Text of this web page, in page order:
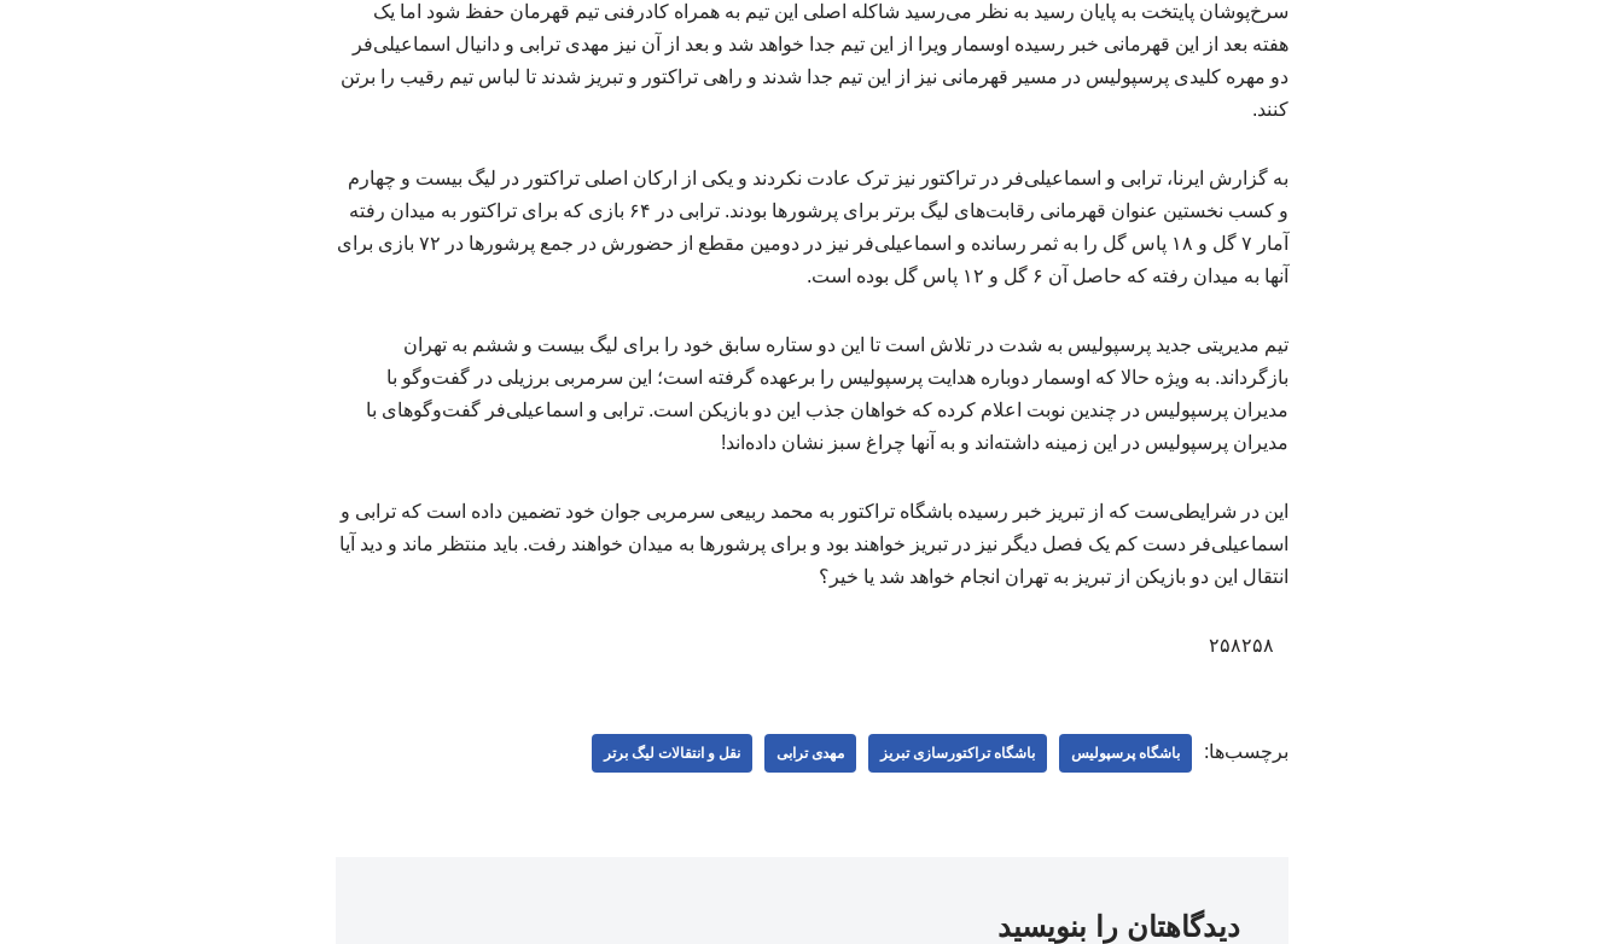
سرخ‌پوشان پایتخت به پایان رسید به نظر می‌رسید شاکله اصلی این تیم به همراه کادرفنی تیم قهرمان حفظ شود اما یک
هفته بعد از این قهرمانی خبر رسیده اوسمار ویرا از این تیم جدا خواهد شد و بعد از آن نیز مهدی ترابی و دانیال اسماعیلی‌فر
دو مهره کلیدی پرسپولیس در مسیر قهرمانی نیز از این تیم جدا شدند و راهی تراکتور و تبریز شدند تا لباس تیم رقیب را برتن
کنند.
به گزارش ایرنا، ترابی و اسماعیلی‌فر در تراکتور نیز ترک عادت نکردند و یکی از ارکان اصلی تراکتور در لیگ بیست و چهارم
و کسب نخستین عنوان قهرمانی رقابت‌های لیگ برتر برای پرشورها بودند. ترابی در ۶۴ بازی که برای تراکتور به میدان رفته
آمار ۷ گل و ۱۸ پاس گل را به ثمر رسانده و اسماعیلی‌فر نیز در دومین مقطع از حضورش در جمع پرشورها در ۷۲ بازی برای
آنها به میدان رفته که حاصل آن ۶ گل و ۱۲ پاس گل بوده است.
تیم مدیریتی جدید پرسپولیس به شدت در تلاش است تا این دو ستاره سابق خود را برای لیگ بیست و ششم به تهران
بازگرداند. به ویژه حالا که اوسمار دوباره هدایت پرسپولیس را برعهده گرفته است؛ این سرمربی برزیلی در گفت‌وگو با
مدیران پرسپولیس در چندین نوبت اعلام کرده که خواهان جذب این دو بازیکن است. ترابی و اسماعیلی‌فر گفت‌وگوهای با
مدیران پرسپولیس در این زمینه داشته‌اند و به آنها چراغ سبز نشان داده‌اند!
این در شرایطی‌ست که از تبریز خبر رسیده باشگاه تراکتور به محمد ربیعی سرمربی جوان خود تضمین داده است که ترابی و
اسماعیلی‌فر دست کم یک فصل دیگر نیز در تبریز خواهند بود و برای پرشورها به میدان خواهند رفت. باید منتظر ماند و دید آیا
انتقال این دو بازیکن از تبریز به تهران انجام خواهد شد یا خیر؟
برچسب‌ها: باشگاه پرسپولیس باشگاه تراکتورسازی تبریز مهدی ترابی نقل و انتقالات لیگ برتر
دیدگاهتان را بنویسید